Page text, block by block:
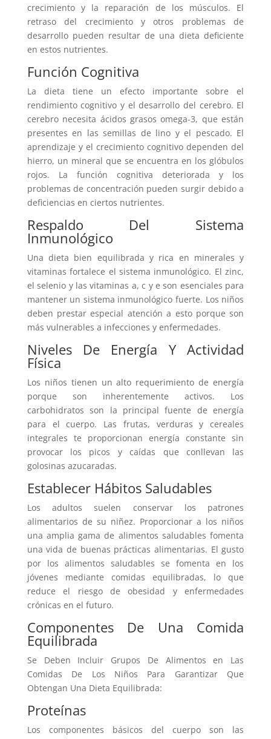
crecimiento y la reparación de los músculos. El
retraso del crecimiento y otros problemas de
desarrollo pueden resultar de una dieta deficiente
en estos nutrientes.
Función Cognitiva
La dieta tiene un efecto importante sobre el
rendimiento cognitivo y el desarrollo del cerebro. El
cerebro necesita ácidos grasos omega-3, que están
presentes en las semillas de lino y el pescado. El
aprendizaje y el crecimiento cognitivo dependen del
hierro, un mineral que se encuentra en los glóbulos
rojos. La función cognitiva deteriorada y los
problemas de concentración pueden surgir debido a
deficiencias en ciertos nutrientes.
Respaldo Del Sistema
Inmunológico
Una dieta bien equilibrada y rica en minerales y
vitaminas fortalece el sistema inmunológico. El zinc,
el selenio y las vitaminas a, c y e son esenciales para
mantener un sistema inmunológico fuerte. Los niños
deben prestar especial atención a esto porque son
más vulnerables a infecciones y enfermedades.
Niveles De Energía Y Actividad
Física
Los niños tienen un alto requerimiento de energía
porque son inherentemente activos. Los
carbohidratos son la principal fuente de energía
para el cuerpo. Las frutas, verduras y cereales
integrales te proporcionan energía constante sin
provocar los picos y caídas que conllevan las
golosinas azucaradas.
Establecer Hábitos Saludables
Los adultos suelen conservar los patrones
alimentarios de su niñez. Proporcionar a los niños
una amplia gama de alimentos saludables fomenta
una vida de buenas prácticas alimentarias. El gusto
por los alimentos saludables se fomenta en los
jóvenes mediante comidas equilibradas, lo que
reduce el riesgo de obesidad y enfermedades
crónicas en el futuro.
Componentes De Una Comida
Equilibrada
Se Deben Incluir Grupos De Alimentos en Las
Comidas De Los Niños Para Garantizar Que
Obtengan Una Dieta Equilibrada:
Proteínas
Los componentes básicos del cuerpo son las